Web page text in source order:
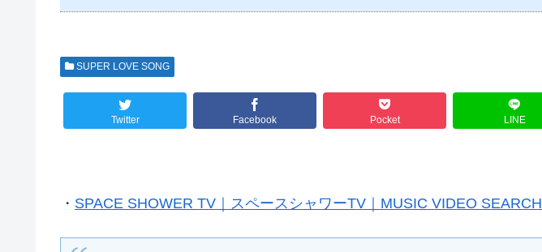
SUPER LOVE SONG
Twitter Facebook Pocket LINE
・ SPACE SHOWER TV｜スペースシャワーTV｜MUSIC VIDEO SEARCH